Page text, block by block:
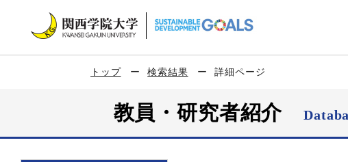
トップ 検索結果 詳細ページ
教員・研究者紹介